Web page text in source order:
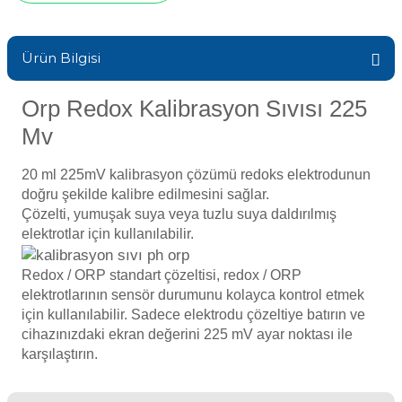
Gemaş Havuz
Wtr Havuz
Wtr Havuz Kimyasalları Setleri
Alkalinite Düşürücü
Ayak Dezenfektanı
e Pool Expert
Havuz Vana
Havuz Isıtma
Havuz Elektrik
Havuz Sarf
Havuz
Bahçe Süs Havuzu
Ürün Bilgisi
Orp Redox Kalibrasyon Sıvısı 225
Mv
20 ml 225mV kalibrasyon çözümü redoks elektrodunun
doğru şekilde kalibre edilmesini sağlar.
Çözelti, yumuşak suya veya tuzlu suya daldırılmış
elektrotlar için kullanılabilir.
Redox / ORP standart çözeltisi, redox / ORP
elektrotlarının sensör durumunu kolayca kontrol etmek
için kullanılabilir. Sadece elektrodu çözeltiye batırın ve
cihazınızdaki ekran değerini 225 mV ayar noktası ile
karşılaştırın.